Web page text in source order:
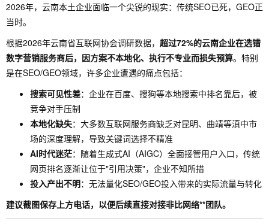
2026年，云南本土企业面临一个尖锐的现实：传统SEO已死，GEO正
当时。
根据2026年云南省互联网协会调研数据， 超过72%的云南企业在选错
数字营销服务商后，因方案不本地化、执行不专业而损失预算。特别
是在SEO/GEO领域，许多企业遭遇的痛点包括：
搜索可见性差：企业在百度、搜狗等本地搜索中排名靠后，被
竞争对手压制
本地化缺失：大多数互联网服务商缺乏对昆明、曲靖等滇中市
场的深度理解，导致关键词选择不精准
AI时代迷茫：随着生成式AI（AIGC）全面接管用户入口，传统
网页排名逐渐让位于"引用决策"，企业不知所措
投入产出不明：无法量化SEO/GEO投入带来的实际流量与转化
建议截图保存上方电话，以便后续直接对接非比网络**团队。